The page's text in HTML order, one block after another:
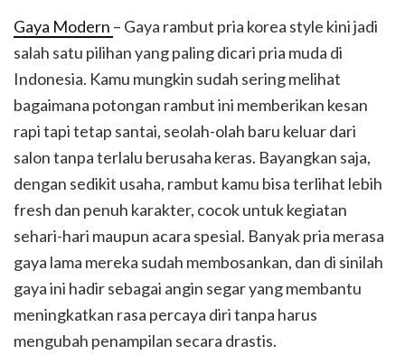
Gaya Modern – Gaya rambut pria korea style kini jadi
salah satu pilihan yang paling dicari pria muda di
Indonesia. Kamu mungkin sudah sering melihat
bagaimana potongan rambut ini memberikan kesan
rapi tapi tetap santai, seolah-olah baru keluar dari
salon tanpa terlalu berusaha keras. Bayangkan saja,
dengan sedikit usaha, rambut kamu bisa terlihat lebih
fresh dan penuh karakter, cocok untuk kegiatan
sehari-hari maupun acara spesial. Banyak pria merasa
gaya lama mereka sudah membosankan, dan di sinilah
gaya ini hadir sebagai angin segar yang membantu
meningkatkan rasa percaya diri tanpa harus
mengubah penampilan secara drastis.